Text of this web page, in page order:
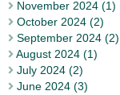
November 2024 (1)
October 2024 (2)
September 2024 (2)
August 2024 (1)
July 2024 (2)
June 2024 (3)